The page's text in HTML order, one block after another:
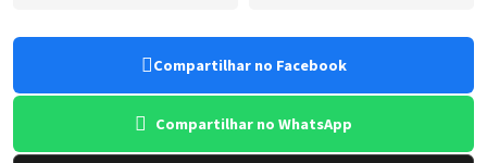
Compartilhar no Facebook
Compartilhar no WhatsApp